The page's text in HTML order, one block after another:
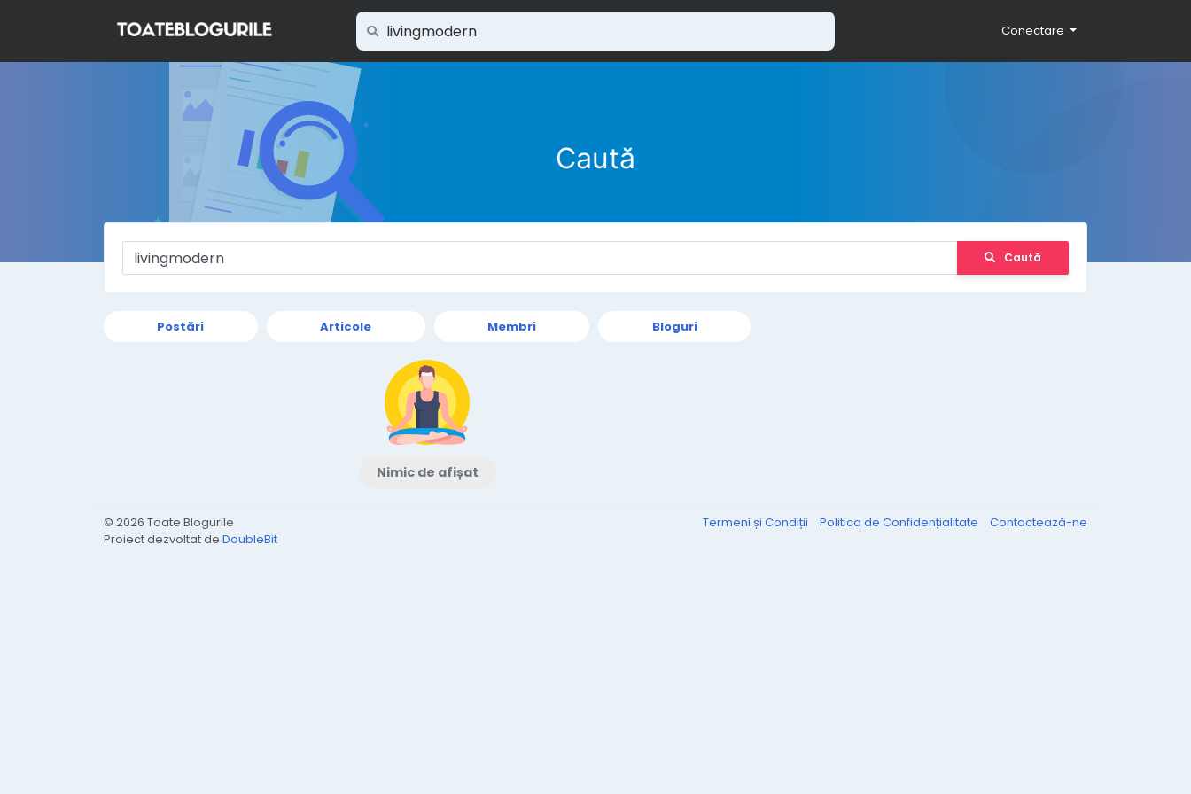
Conectare
Caută
Caută
Postări Articole Membri Bloguri
Nimic de afișat
© 2026 Toate Blogurile
Proiect dezvoltat de DoubleBit
Termeni și Condiții Politica de Confidențialitate Contactează-ne